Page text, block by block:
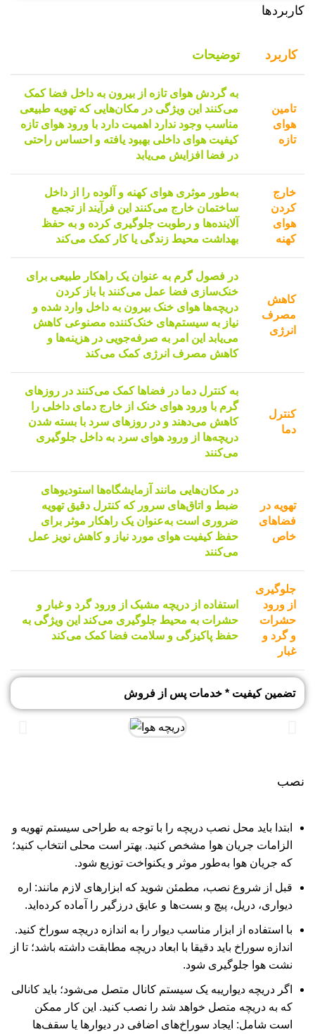
کاربردها
کاربرد توضیحات
تامین
هوای
تازه
به گردش هوای تازه از بیرون به داخل فضا کمک
می‌کنند این ویژگی در مکان‌هایی که تهویه طبیعی
مناسب وجود ندارد اهمیت دارد با ورود هوای تازه
کیفیت هوای داخلی بهبود یافته و احساس راحتی
در فضا افزایش می‌یابد
خارج
کردن
هوای
کهنه
به‌طور موثری هوای کهنه و آلوده را از داخل
ساختمان خارج می‌کنند این فرآیند از تجمع
آلاینده‌ها و رطوبت جلوگیری کرده و به حفظ
بهداشت محیط زندگی یا کار کمک می‌کند
کاهش
مصرف
انرژی
در فصول گرم به عنوان یک راهکار طبیعی برای
خنک‌سازی فضا عمل می‌کنند با باز کردن
دریچه‌ها هوای خنک بیرون به داخل وارد شده و
نیاز به سیستم‌های خنک‌کننده مصنوعی کاهش
می‌یابد این امر به صرفه‌جویی در هزینه‌ها و
کاهش مصرف انرژی کمک می‌کند
کنترل
دما
به کنترل دما در فضاها کمک می‌کنند در روزهای
گرم با ورود هوای خنک از خارج دمای داخلی را
کاهش می‌دهند و در روزهای سرد با بسته شدن
دریچه‌ها از ورود هوای سرد به داخل جلوگیری
می‌کنند
تهویه در
فضاهای
خاص
در مکان‌هایی مانند آزمایشگاه‌ها استودیوهای
ضبط و اتاق‌های سرور که کنترل دقیق تهویه
ضروری است به‌عنوان یک راهکار موثر برای
حفظ کیفیت هوای مورد نیاز و کاهش نویز عمل
می‌کنند
جلوگیری
از ورود
حشرات
و گرد و
غبار
استفاده از دریچه مشبک از ورود گرد و غبار و
حشرات به محیط جلوگیری می‌کند این ویژگی به
حفظ پاکیزگی و سلامت فضا کمک می‌کند
تضمین کیفیت * خدمات پس از فروش
نصب
ابتدا باید محل نصب دریچه را با توجه به طراحی سیستم تهویه و
الزامات جریان هوا مشخص کنید. بهتر است محلی انتخاب کنید؛
که جریان هوا به‌طور موثر و یکنواخت توزیع شود.
قبل از شروع نصب، مطمئن شوید که ابزارهای لازم مانند: اره
دیواری، دریل، پیچ و بست‌ها و عایق درزگیر را آماده کرده‌اید.
با استفاده از ابزار مناسب دیوار را به اندازه دریچه سوراخ کنید.
اندازه سوراخ باید دقیقا با ابعاد دریچه مطابقت داشته باشد؛ تا از
نشت هوا جلوگیری شود.
اگر دریچه دیواریبه یک سیستم کانال متصل می‌شود؛ باید کانالی
که به دریچه متصل خواهد شد را نصب کنید. این کار ممکن
است شامل: ایجاد سوراخ‌های اضافی در دیوارها یا سقف‌ها